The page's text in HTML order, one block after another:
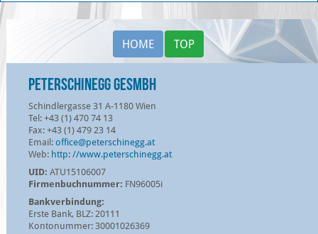
HOME TOP
Peterschinegg GesmbH
Schindlergasse 31 A-1180 Wien
Tel: +43 (1) 470 74 13
Fax: +43 (1) 479 23 14
Email:office@peterschinegg.at
Web: http: //www.peterschinegg.at
UID: ATU15106007
Firmenbuchnummer: FN96005i
Bankverbindung:
Erste Bank, BLZ: 20111
Kontonummer: 30001026369